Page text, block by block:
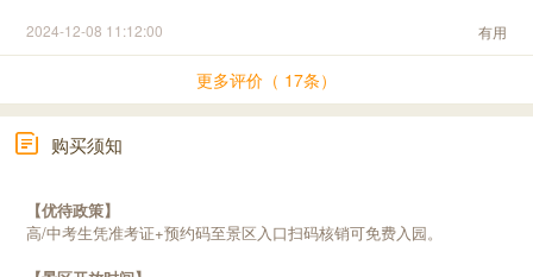
2024-12-08 11:12:00 有用
更多评价（ 17条）
购买须知
【优待政策】
高/中考生凭准考证+预约码至景区入口扫码核销可免费入园。